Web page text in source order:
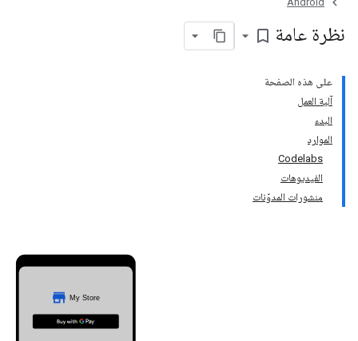
نظرة عامة bookmark_border
على هذه الصفحة
آلية العمل
البدء
الموارد
Codelabs
الفيديوهات
منشورات المدوّنات